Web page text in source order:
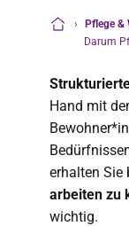
› Pflege &
Darum
Hand mit
erhalten Sie
arbeiten zu
wichtig.